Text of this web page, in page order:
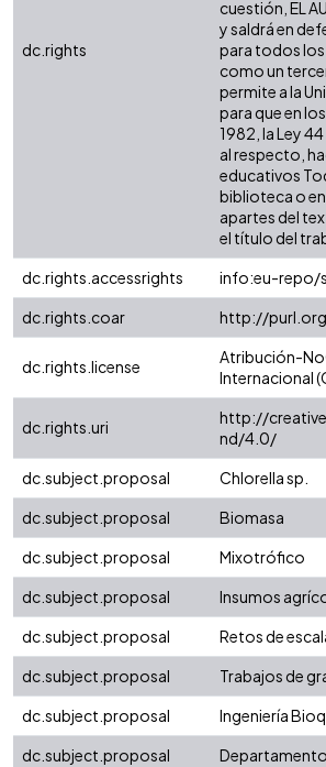
dc.rights
cuestión, EL
y saldrá en
para todos los
como un
permite a la
para que en
1982, la Ley
al respecto,
educativos
biblioteca o
apartes del
el título del
dc.rights.accessrights
info:eu-repo/
dc.rights.coar
http://
dc.rights.license
Atribución-
Internacional
dc.rights.uri
http://
nd/4.0/
dc.subject.proposal
Chlorella sp.
dc.subject.proposal
Biomasa
dc.subject.proposal
Mixotrófico
dc.subject.proposal
Insumos
dc.subject.proposal
Retos de
dc.subject.proposal
Trabajos de
dc.subject.proposal
Ingeniería
dc.subject.proposal